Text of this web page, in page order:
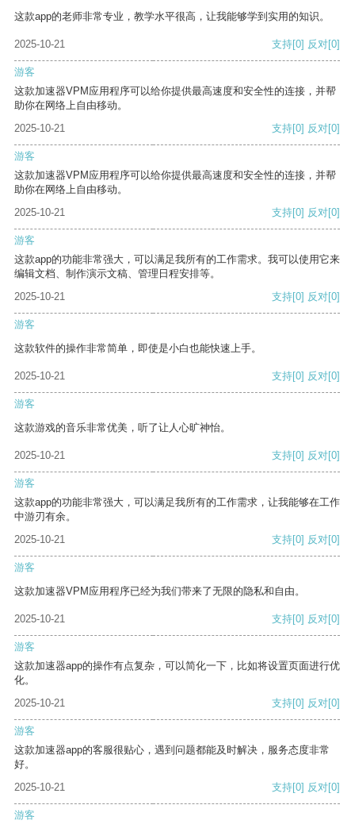
这款app的老师非常专业，教学水平很高，让我能够学到实用的知识。
2025-10-21 支持[0] 反对[0]
游客
这款加速器VPM应用程序可以给你提供最高速度和安全性的连接，并帮
助你在网络上自由移动。
2025-10-21
支持[0] 反对[0]
游客
这款加速器VPM应用程序可以给你提供最高速度和安全性的连接，并帮
助你在网络上自由移动。
2025-10-21
支持[0] 反对[0]
游客
这款app的功能非常强大，可以满足我所有的工作需求。我可以使用它来
编辑文档、制作演示文稿、管理日程安排等。
2025-10-21
支持[0] 反对[0]
游客
这款软件的操作非常简单，即使是小白也能快速上手。
2025-10-21 支持[0] 反对[0]
游客
这款游戏的音乐非常优美，听了让人心旷神怡。
2025-10-21 支持[0] 反对[0]
游客
这款app的功能非常强大，可以满足我所有的工作需求，让我能够在工作
中游刃有余。
2025-10-21
支持[0] 反对[0]
游客
这款加速器VPM应用程序已经为我们带来了无限的隐私和自由。
2025-10-21 支持[0] 反对[0]
游客
这款加速器app的操作有点复杂，可以简化一下，比如将设置页面进行优
化。
2025-10-21
支持[0] 反对[0]
游客
这款加速器app的客服很贴心，遇到问题都能及时解决，服务态度非常
好。
2025-10-21
支持[0] 反对[0]
游客